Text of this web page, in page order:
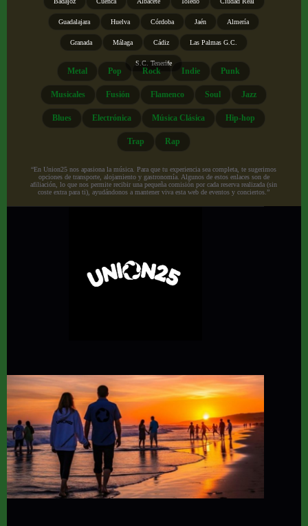
Guadalajara Huelva Córdoba Jaén Almería
Granada Málaga Cádiz Las Palmas G.C.
S.C. Tenerife
Metal Pop Rock Indie Punk
Musicales Fusión Flamenco Soul Jazz
Blues Electrónica Música Clásica Hip-hop
Trap Rap
“En Union25 nos apasiona la música. Para que tu experiencia sea completa, te sugerimos
opciones de transporte, alojamiento y gastronomía. Algunos de estos enlaces son de
afiliación, lo que nos permite recibir una pequeña comisión por cada reserva realizada (sin
coste extra para ti), ayudándonos a mantener viva esta web de eventos y conciertos.”